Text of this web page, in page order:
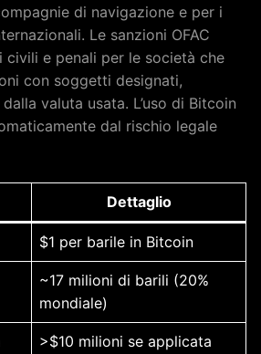
di navigazione e per i
Le sanzioni OFAC
civili e penali per le società che
con soggetti designati,
valuta usata. L’uso di Bitcoin
dal rischio legale
Dettaglio
$1 per barile in Bitcoin
~17 milioni di barili (20%
mondiale)
>$10 milioni se applicata